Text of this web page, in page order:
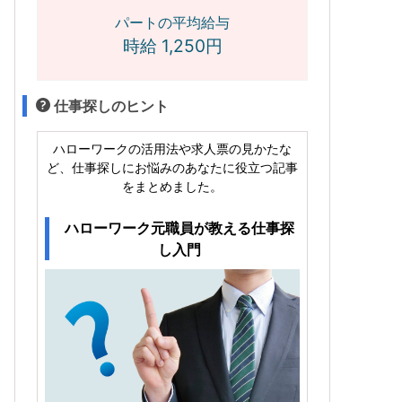
パートの平均給与
時給 1,250円
仕事探しのヒント
ハローワークの活用法や求人票の見かたな
ど、仕事探しにお悩みのあなたに役立つ記事
をまとめました。
ハローワーク元職員が教える仕事探
し入門